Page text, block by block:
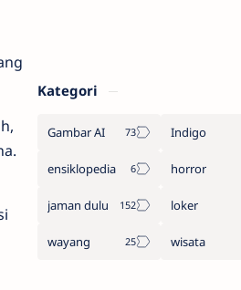
Kategori
Gambar AI Indigo
ensiklopedia horror
jaman dulu loker
wayang wisata